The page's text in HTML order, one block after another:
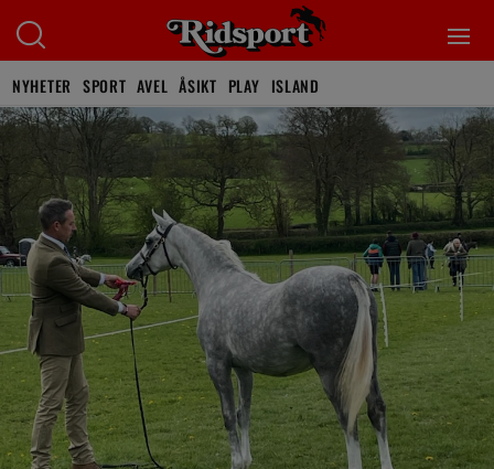
NYHETER SPORT AVEL ÅSIKT PLAY ISLAND